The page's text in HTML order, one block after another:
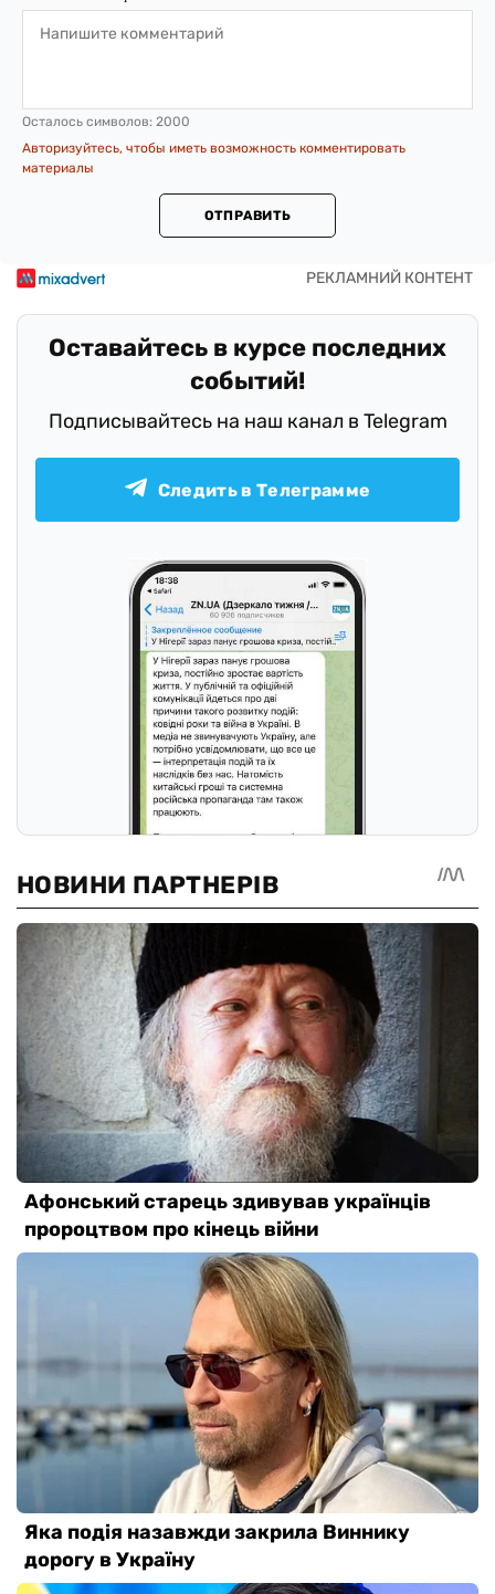
Осталось символов: 2000
Авторизуйтесь, чтобы иметь возможность комментировать
материалы
ОТПРАВИТЬ
Оставайтесь в курсе последних
событий!
Подписывайтесь на наш канал в Telegram
Следить в Телеграмме